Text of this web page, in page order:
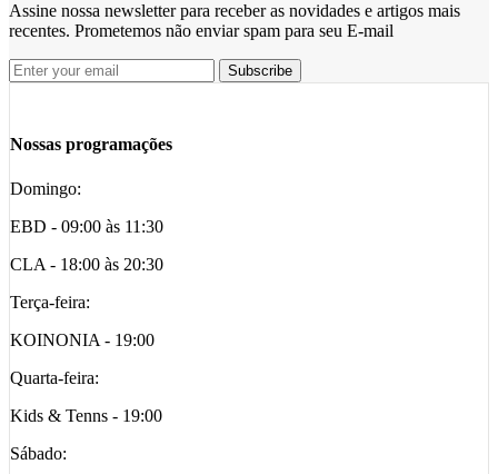
Assine nossa newsletter para receber as novidades e artigos mais
recentes. Prometemos não enviar spam para seu E-mail
Nossas programações
Domingo:
EBD - 09:00 às 11:30
CLA - 18:00 às 20:30
Terça-feira:
KOINONIA - 19:00
Quarta-feira:
Kids & Tenns - 19:00
Sábado: